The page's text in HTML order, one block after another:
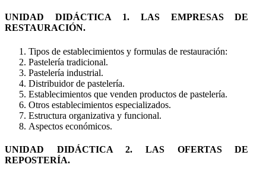
UNIDAD DIDÁCTICA 1. LAS EMPRESAS DE
RESTAURACIÓN.
Tipos de establecimientos y formulas de restauración:
Pastelería tradicional.
Pastelería industrial.
Distribuidor de pastelería.
Establecimientos que venden productos de pastelería.
Otros establecimientos especializados.
Estructura organizativa y funcional.
Aspectos económicos.
UNIDAD DIDÁCTICA 2. LAS OFERTAS DE
REPOSTERÍA.